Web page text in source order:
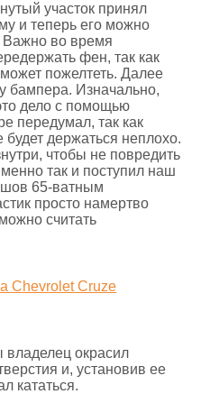
участок принял
и теперь его можно
Важно во время
фен, так как
пожелтеть. Далее
бампера. Изначально,
дело с помощью
передумал, так как
держаться неплохо.
чтобы не повредить
так и поступил наш
шов 65-ватным
просто намертво
считать
окрасил
и, установив ее
кататься.